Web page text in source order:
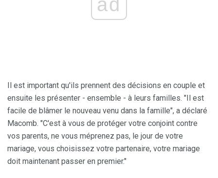
ad
Il est important qu'ils prennent des décisions en couple et
ensuite les présenter - ensemble - à leurs familles. "Il est
facile de blâmer le nouveau venu dans la famille", a déclaré
Macomb. "C'est à vous de protéger votre conjoint contre
vos parents, ne vous méprenez pas, le jour de votre
mariage, vous choisissez votre partenaire, votre mariage
doit maintenant passer en premier."